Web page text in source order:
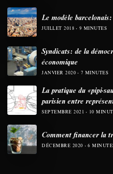
Le modèle
JUILLET 2018 9 MINUTES
Syndicats: de la
économique
JANVIER 2020 7 MINUTES
La pratique du «pipi-
parisien entre
SEPTEMBRE 2021 10
Comment financer la
DÉCEMBRE 2020 6